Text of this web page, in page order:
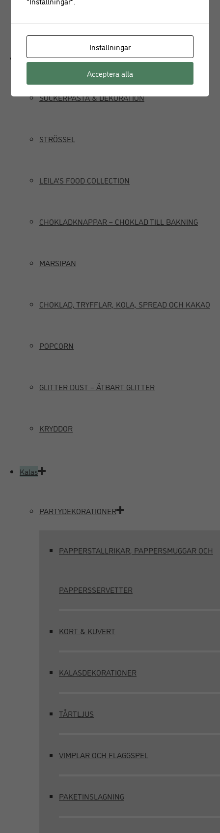
Delikatesser
SOCKERPASTA & DEKORATION
STRÖSSEL
LEILA’S FOOD COLLECTION
CHOKLADKNAPPAR – CHOKLAD TILL BAKNING
MARSIPAN
CHOKLAD, TRYFFLAR, KOLA, SPREAD OCH KAKAO
POPCORN
GLITTER DUST – ÄTBART GLITTER
KRYDDOR
Kalas
PARTYDEKORATIONER
PAPPERSTALLRIKAR, PAPPERSMUGGAR OCH
PAPPERSSERVETTER
KORT & KUVERT
KALASDEKORATIONER
TÅRTLJUS
VIMPLAR OCH FLAGGSPEL
PAKETINSLAGNING
Inställningar
Acceptera alla